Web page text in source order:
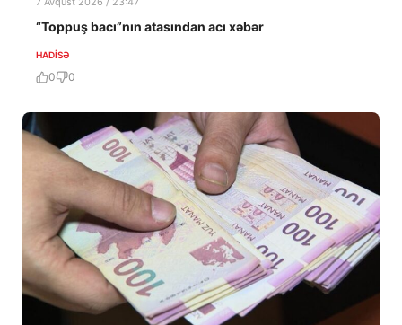
“Toppuş bacı”nın atasından acı xəbər
HADISƏ
0 0